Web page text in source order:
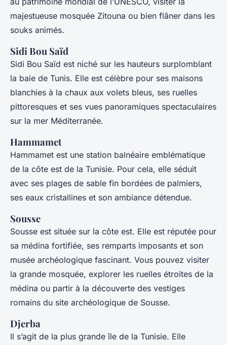
majestueuse mosquée Zitouna ou bien flâner dans les
souks animés.
Sidi Bou Saïd
Sidi Bou Saïd est niché sur les hauteurs surplomblant
la baie de Tunis. Elle est célèbre pour ses maisons
blanchies à la chaux aux volets bleus, ses ruelles
pittoresques et ses vues panoramiques spectaculaires
sur la mer Méditerranée.
Hammamet
Hammamet est une station balnéaire emblématique
de la côte est de la Tunisie. Pour cela, elle séduit
avec ses plages de sable fin bordées de palmiers,
ses eaux cristallines et son ambiance détendue.
Sousse
Sousse est située sur la côte est. Elle est réputée pour
sa médina fortifiée, ses remparts imposants et son
musée archéologique fascinant. Vous pouvez visiter
la grande mosquée, explorer les ruelles étroites de la
médina ou partir à la découverte des vestiges
romains du site archéologique de Sousse.
Djerba
Il s’agit de la plus grande île de la Tunisie. Elle